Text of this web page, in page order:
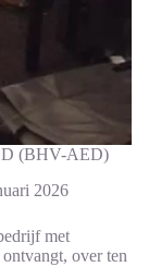
(BHV-AED)
2026
met
over ten